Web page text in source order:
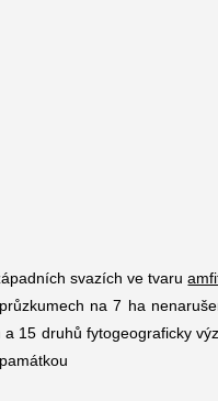
svazích ve tvaru
na 7 ha
15 druhů fytogeograficky